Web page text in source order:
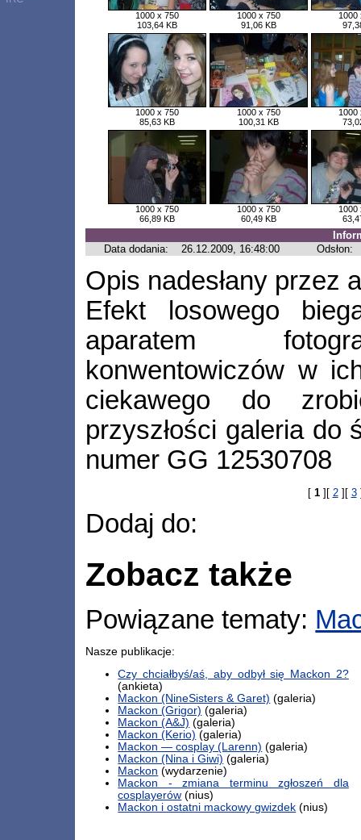
1000 x 750
103,64 KB
1000 x 750
91,06 KB
1000
1000 x 750
85,63 KB
1000 x 750
100,31 KB
1000
1000 x 750
66,89 KB
1000 x 750
60,49 KB
1000
Data dodania:
26.12.2009, 16:48:00 Odsłon:
Opis nadesłany przez
Efekt losowego
aparatem
konwentowiczów w
ciekawego do
przyszłości galeria do
numer GG 12530708
[ 1][ 2][ 3
Dodaj do:
Zobacz także
Powiązane tematy:
Nasze publikacje:
Czy chciałbyś/aś, aby odbył się Mackon 2?
(ankieta)
Mackon (NineSisters & Garet) (galeria)
Mackon (Grigor) (galeria)
Mackon (A&J) (galeria)
Mackon (Kerio) (galeria)
Mackon — cosplay (Larenn) (galeria)
Mackon (Nina i Giwi) (galeria)
Mackon (wydarzenie)
Mackon - zmiana terminu zgłoszeń dla
cosplayerów (nius)
Mackon i ostatni mackowy gwizdek (nius)